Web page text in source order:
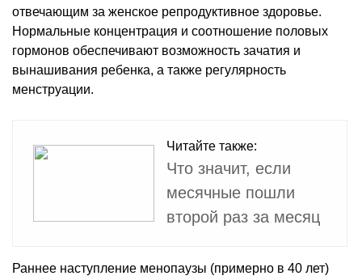
отвечающим за женское репродуктивное здоровье.
Нормальные концентрация и соотношение половых
гормонов обеспечивают возможность зачатия и
вынашивания ребенка, а также регулярность
менструации.
Читайте также:
Что значит, если
месячные пошли
второй раз за месяц
Раннее наступление менопаузы (примерно в 40 лет)